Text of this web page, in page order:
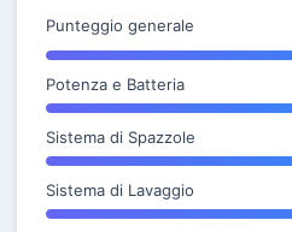
Punteggio generale
Potenza e Batteria
Sistema di Spazzole
Sistema di Lavaggio